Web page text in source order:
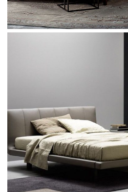
Twils Academy Piuma
Twils Thomas Barre